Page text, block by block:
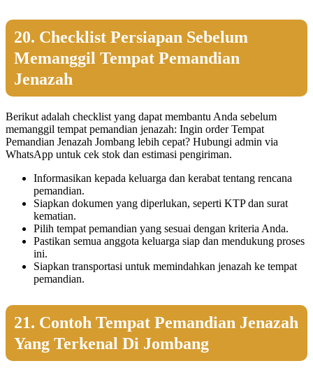
20. Checklist Persiapan Sebelum
Memanggil Tempat Pemandian
Jenazah
Berikut adalah checklist yang dapat membantu Anda sebelum
memanggil tempat pemandian jenazah: Ingin order Tempat
Pemandian Jenazah Jombang lebih cepat? Hubungi admin via
WhatsApp untuk cek stok dan estimasi pengiriman.
Informasikan kepada keluarga dan kerabat tentang rencana
pemandian.
Siapkan dokumen yang diperlukan, seperti KTP dan surat
kematian.
Pilih tempat pemandian yang sesuai dengan kriteria Anda.
Pastikan semua anggota keluarga siap dan mendukung proses
ini.
Siapkan transportasi untuk memindahkan jenazah ke tempat
pemandian.
21. Contoh Tempat Pemandian Jenazah
Yang Terkenal Di Jombang